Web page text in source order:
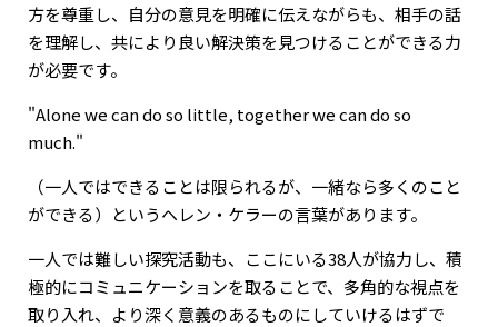
方を尊重し、自分の意見を明確に伝えながらも、相手の話
を理解し、共により良い解決策を見つけることができる力
が必要です。
"Alone we can do so little, together we can do so
much."
（一人ではできることは限られるが、一緒なら多くのこと
ができる）というヘレン・ケラーの言葉があります。
一人では難しい探究活動も、ここにいる38人が協力し、積
極的にコミュニケーションを取ることで、多角的な視点を
取り入れ、より深く意義のあるものにしていけるはずで